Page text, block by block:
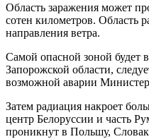
Область заражения может
сотен километров. Область
направления ветра.
Самой опасной зоной будет
Запорожской области,
возможной аварии
Затем радиация накроет
центр Белоруссии и часть
проникнут в Польшу,